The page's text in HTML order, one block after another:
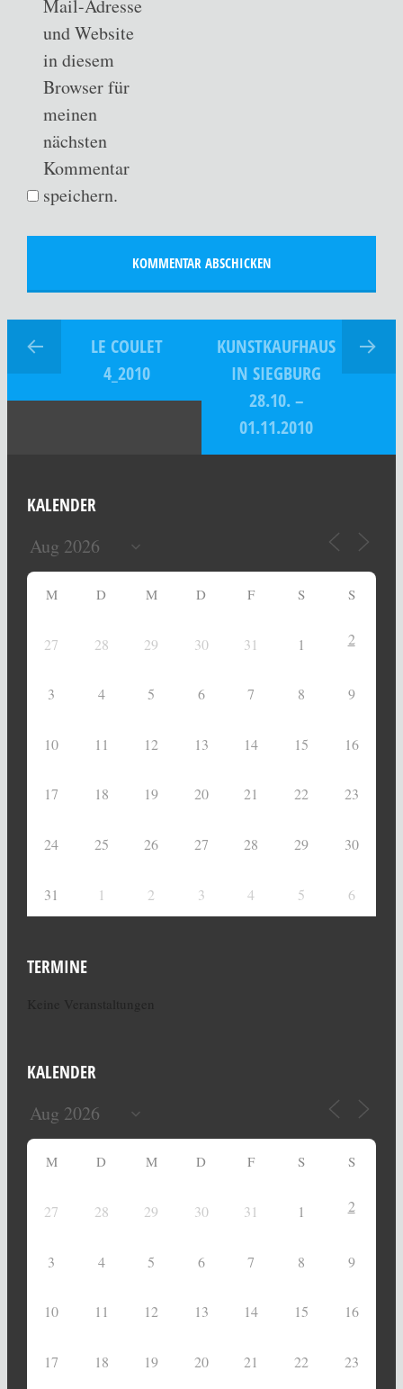
Mail-Adresse
und Website
in diesem
Browser für
meinen
nächsten
Kommentar
speichern.
LE COULET
4_2010
KUNSTKAUFHAUS
IN SIEGBURG
28.10. –
01.11.2010
KALENDER
M D M D F S S
27 28 29 30 31 1 2
3 4 5 6 7 8 9
10 11 12 13 14 15 16
17 18 19 20 21 22 23
24 25 26 27 28 29 30
31 1 2 3 4 5 6
TERMINE
KALENDER
M D M D F S S
27 28 29 30 31 1 2
3 4 5 6 7 8 9
10 11 12 13 14 15 16
17 18 19 20 21 22 23